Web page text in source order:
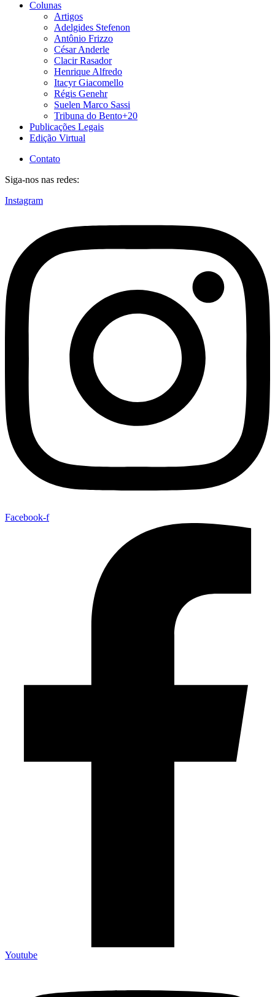
Colunas
Artigos
Adelgides Stefenon
Antônio Frizzo
César Anderle
Clacir Rasador
Henrique Alfredo
Itacyr Giacomello
Régis Genehr
Suelen Marco Sassi
Tribuna do Bento+20
Publicações Legais
Edição Virtual
Contato
Siga-nos nas redes:
Instagram
Facebook-f
Youtube